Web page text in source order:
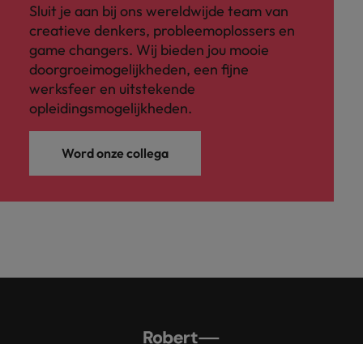
Sluit je aan bij ons wereldwijde team van
creatieve denkers, probleemoplossers en
game changers. Wij bieden jou mooie
doorgroeimogelijkheden, een fijne
werksfeer en uitstekende
opleidingsmogelijkheden.
Word onze collega